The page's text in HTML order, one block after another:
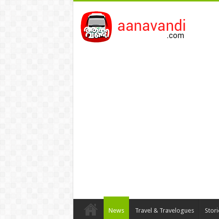
News Travel & Travelogues